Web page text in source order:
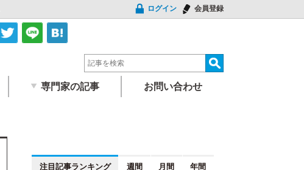
ログイン 会員登録
専門家の記事 お問い合わせ
注目記事 週間 月間 年間